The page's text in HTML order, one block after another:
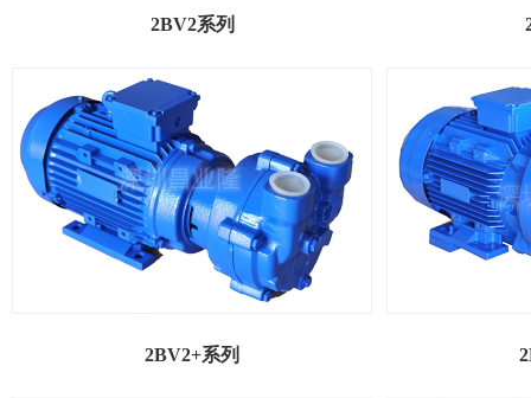
2BV2系列
2BV2+系列